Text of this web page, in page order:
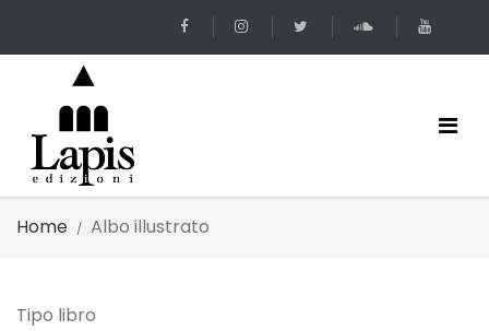
Home Albo illustrato
Tipo libro